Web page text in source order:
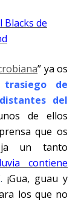
Blacks de
” ya os
trasiego de
del
de ellos
que os
un tanto
contiene
¡Gua, guau y
los que no